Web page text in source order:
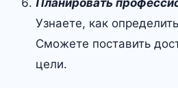
Планировать
Узнаете, как
Сможете поставить
цели.